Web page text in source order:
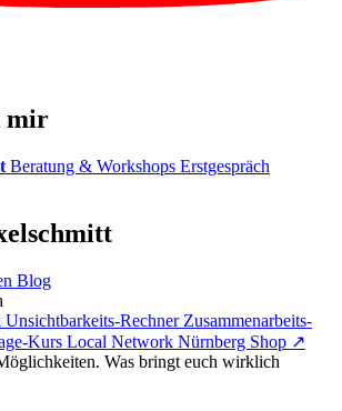
mir
Beratung & Workshops Erstgespräch
Blog
Unsichtbarkeits-Rechner Zusammenarbeits-
Kurs Local Network Nürnberg Shop ↗
Was bringt euch wirklich